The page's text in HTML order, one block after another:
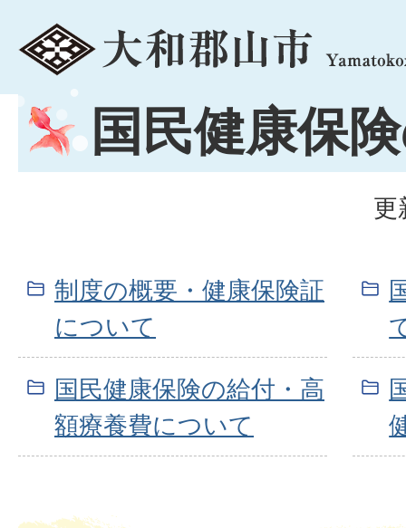
menu
国民健康保
更
制度の概要・健康保険証
について
国民健康保険の給付・高
額療養費について